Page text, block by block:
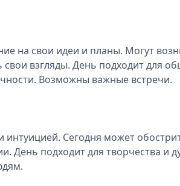
на свои идеи и планы. Могут
свои взгляды. День подходит для
Возможны важные встречи.
Сегодня может
День подходит для творчества и